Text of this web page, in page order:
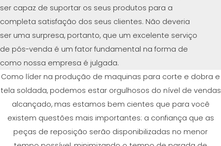
ser capaz de suportar os seus produtos para a
completa satisfação dos seus clientes. Não deveria
ser uma surpresa, portanto, que um excelente serviço
de pós-venda é um fator fundamental na forma de
como nossa empresa é julgada.
Como líder na produção de maquinas para corte e dobra e
tela soldada, podemos estar orgulhosos do nível de vendas
alcançado, mas estamos bem cientes que para você
existem questões mais importantes: a confiança que as
peças de reposição serão disponibilizadas no menor